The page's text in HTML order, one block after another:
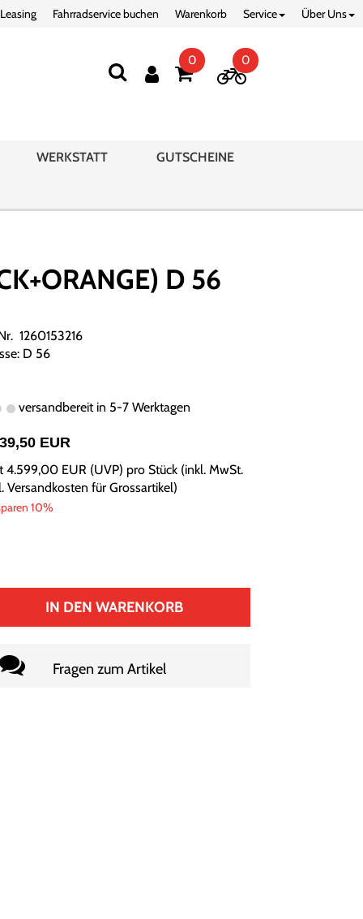
Fahrradservice buchen Warenkorb Service Über Uns
0 0
WERKSTATT GUTSCHEINE
D 56
1260153216
D 56
versandbereit in 5-7 Werktagen
EUR
4.599,00 EUR(UVP) pro Stück (inkl. MwSt.
Versandkosten für Grossartikel)
10%
IN DEN WARENKORB
Fragen zum Artikel